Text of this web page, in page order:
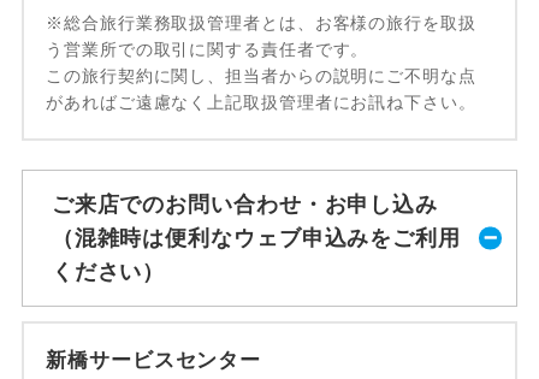
※総合旅行業務取扱管理者とは、お客様の旅行を取扱
う営業所での取引に関する責任者です。
この旅行契約に関し、担当者からの説明にご不明な点
があればご遠慮なく上記取扱管理者にお訊ね下さい。
ご来店でのお問い合わせ・お申し込み
（混雑時は便利なウェブ申込みをご利用
ください）
新橋サービスセンター